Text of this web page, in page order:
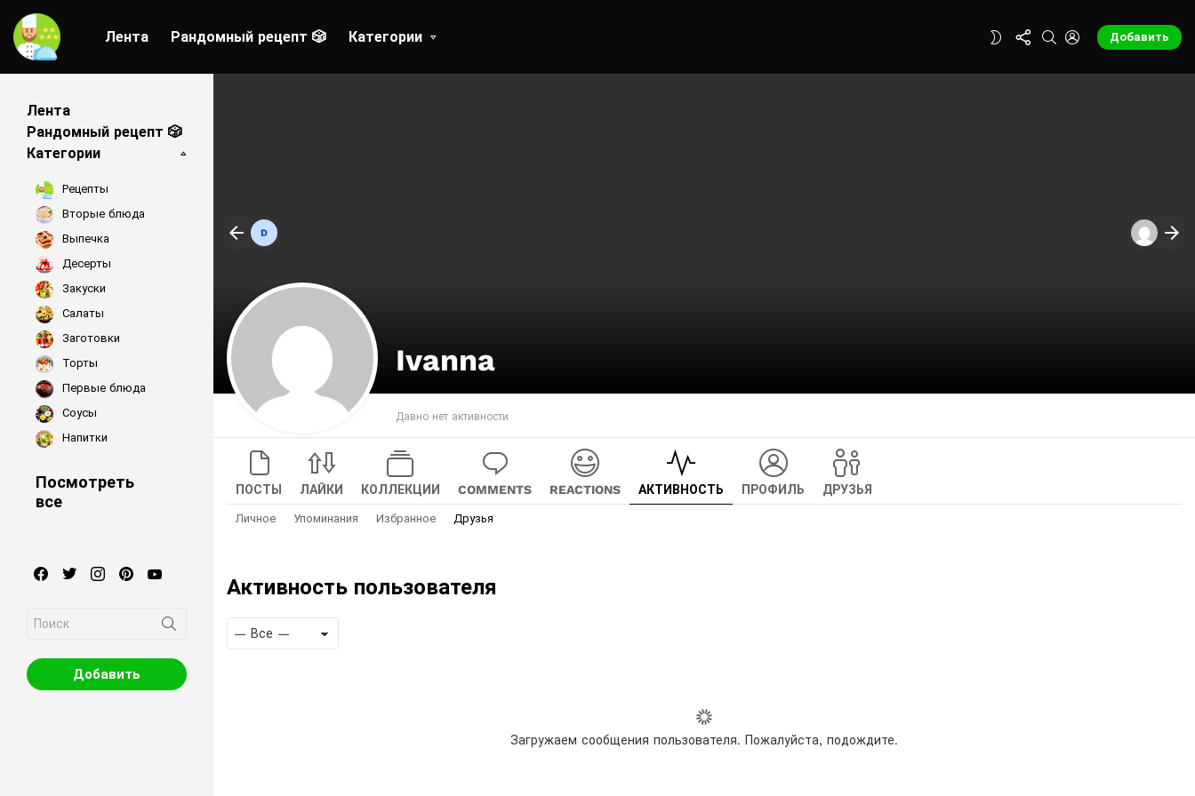
Лента Рандомный рецепт 🎲 Категории
SWITCH
SEARCHLOGIN Добавить
Ivanna
Давно нет активности
ПОСТЫ ЛАЙКИ КОЛЛЕКЦИИ COMMENTS REACTIONS АКТИВНОСТЬ ПРОФИЛЬ ДРУЗЬЯ
Личное Упоминания Избранное Друзья
Активность пользователя
Загружаем сообщения пользователя. Пожалуйста, подождите.
Лента
Рандомный рецепт 🎲
Категории
Рецепты
Вторые блюда
Выпечка
Десерты
Закуски
Салаты
Заготовки
Торты
Первые блюда
Соусы
Напитки
Посмотреть
все
facebooktwitterinstagrampinterest
for:
Добавить